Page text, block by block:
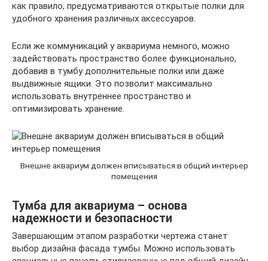
как правило, предусматриваются открытые полки для
удобного хранения различных аксессуаров.
Если же коммуникаций у аквариума немного, можно
задействовать пространство более функционально,
добавив в тумбу дополнительные полки или даже
выдвижные ящики. Это позволит максимально
использовать внутреннее пространство и
оптимизировать хранение.
Внешне аквариум должен вписываться в общий интерьер
помещения
Тумба для аквариума – основа
надежности и безопасности
Завершающим этапом разработки чертежа станет
выбор дизайна фасада тумбы. Можно использовать